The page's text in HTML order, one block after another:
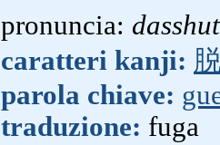
pronuncia:
caratteri kanji:
parola chiave:
traduzione: fuga